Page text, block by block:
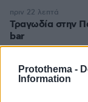
Protothema -
Information
Τραγωδία στην
bar
πριν 22 λεπτά
Ο 16χρονος
στην